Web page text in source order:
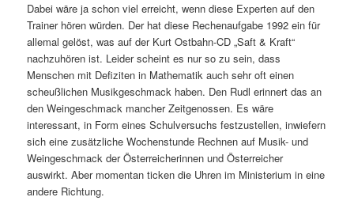
Dabei wäre ja schon viel erreicht, wenn diese Experten auf den
Trainer hören würden. Der hat diese Rechenaufgabe 1992 ein für
allemal gelöst, was auf der Kurt Ostbahn-CD „Saft & Kraft“
nachzuhören ist. Leider scheint es nur so zu sein, dass
Menschen mit Defiziten in Mathematik auch sehr oft einen
scheußlichen Musikgeschmack haben. Den Rudl erinnert das an
den Weingeschmack mancher Zeitgenossen. Es wäre
interessant, in Form eines Schulversuchs festzustellen, inwiefern
sich eine zusätzliche Wochenstunde Rechnen auf Musik- und
Weingeschmack der Österreicherinnen und Österreicher
auswirkt. Aber momentan ticken die Uhren im Ministerium in eine
andere Richtung.